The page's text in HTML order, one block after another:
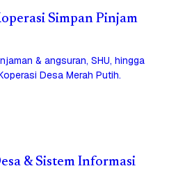
Simpan Pinjam
& angsuran, SHU, hingga
Desa Merah Putih.
& Sistem Informasi